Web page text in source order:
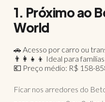
1. Próximo ao
World
🚗 Acesso por carro ou
👨‍👩‍👧‍👦 Ideal para famílias
💶 Preço médio: R$ 158-
Ficar nos arredores do